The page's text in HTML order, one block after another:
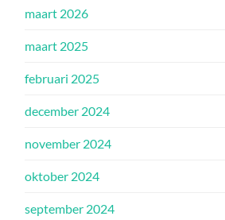
maart 2026
maart 2025
februari 2025
december 2024
november 2024
oktober 2024
september 2024